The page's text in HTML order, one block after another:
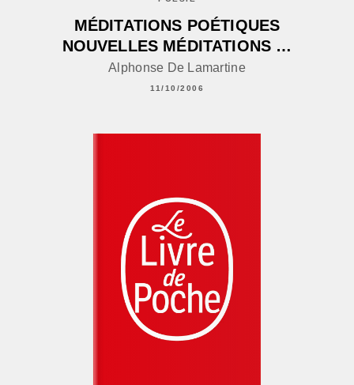
MÉDITATIONS POÉTIQUES
NOUVELLES MÉDITATIONS …
Alphonse De Lamartine
11/10/2006